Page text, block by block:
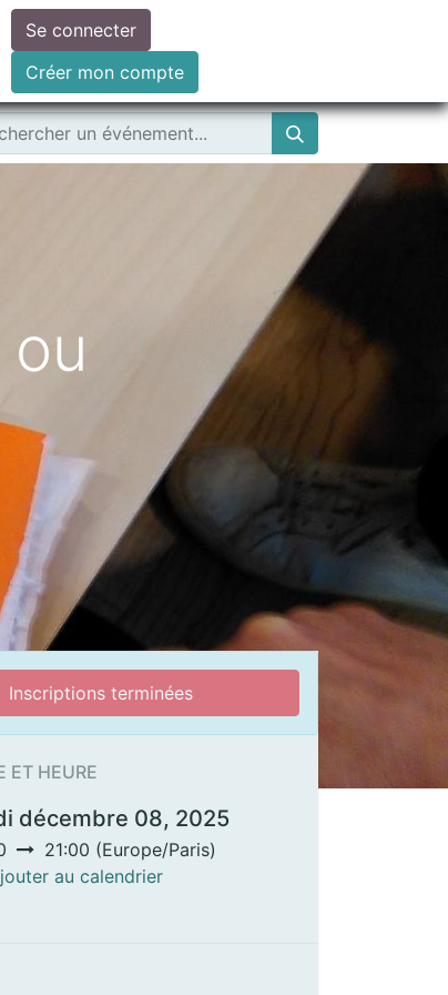
don
Se connecter
Créer mon compte
Inscriptions terminées
ET HEURE
décembre 08, 2025
21:00 (Europe/Paris)
au calendrier